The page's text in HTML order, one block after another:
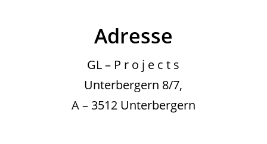
Adresse
GL – P r o j e c t s
Unterbergern 8/7,
A – 3512 Unterbergern